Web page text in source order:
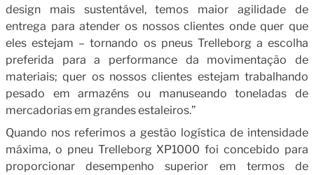
design mais sustentável, temos maior agilidade de
entrega para atender os nossos clientes onde quer que
eles estejam – tornando os pneus Trelleborg a escolha
preferida para a performance da movimentação de
materiais; quer os nossos clientes estejam trabalhando
pesado em armazéns ou manuseando toneladas de
mercadorias em grandes estaleiros.”
Quando nos referimos a gestão logística de intensidade
máxima, o pneu Trelleborg XP1000 foi concebido para
proporcionar desempenho superior em termos de